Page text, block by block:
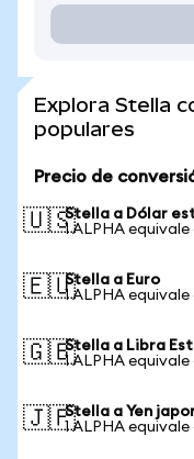
Explora Stella
populares
Precio de
🇺🇸Stella a Dólar
1 ALPHA
🇪🇺Stella a Euro
1 ALPHA
🇬🇧Stella a Libra
1 ALPHA
🇯🇵Stella a Yen
1 ALPHA